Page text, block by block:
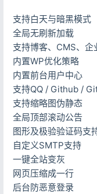
支持白天与暗黑模式
全局无刷新加载
支持博客、CMS、企
内置WP优化策略
内置前台用户中心
支持QQ / Github /
支持缩略图伪静态
全局顶部滚动公告
图形及极验验证码支
自定义SMTP支持
一键全站变灰
网页压缩成一行
后台防恶意登录
登录
没有账号？立即注册